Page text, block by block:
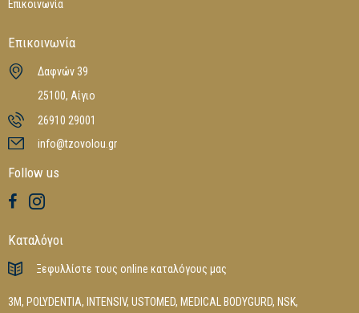
Επικοινωνία
Επικοινωνία
Δαφνών 39
25100, Αίγιο
26910 29001
info@tzovolou.gr
Follow us
Καταλόγοι
Ξεφυλλίστε τους online καταλόγους μας
3M, POLYDENTIA, INTENSIV, USTOMED, MEDICAL BODYGURD, NSK,